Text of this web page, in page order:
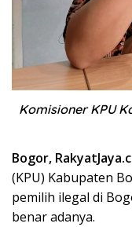
Komisioner KPU
Bogor,
(KPU) Kabupaten
pemilih ilegal di
benar adanya.